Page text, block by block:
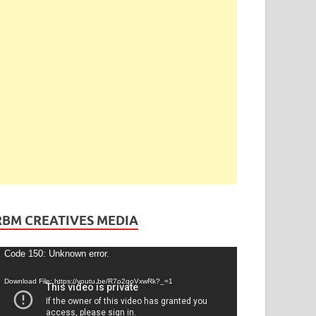
CREATIVES MEDIA
Code 150: Unknown error.
Download File: https://youtu.be/R7o2qoVxwRk?_=1